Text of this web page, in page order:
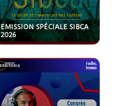
EMISSION SPÉCIALE SIBCA
2026